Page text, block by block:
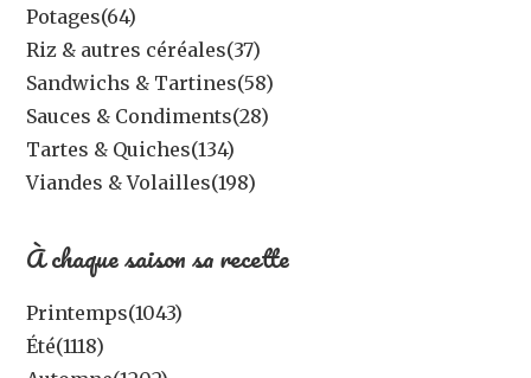
Potages(64)
Riz & autres céréales(37)
Sandwichs & Tartines(58)
Sauces & Condiments(28)
Tartes & Quiches(134)
Viandes & Volailles(198)
À chaque saison sa recette
Printemps(1043)
Été(1118)